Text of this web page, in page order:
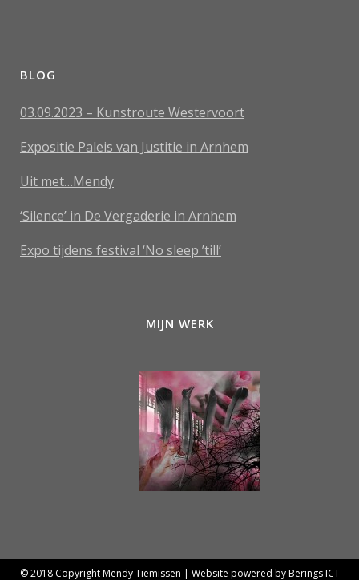
BLOG
03.09.2023 – Kunstroute Westervoort
Expositie Paleis van Justitie in Arnhem
Uit met…Mendy
‘Silence’ in De Vergaderie in Arnhem
Expo tijdens festival ‘No sleep ’till’
MIJN WERK
© 2018 Copyright Mendy Tiemissen | Website powered byBerings ICT